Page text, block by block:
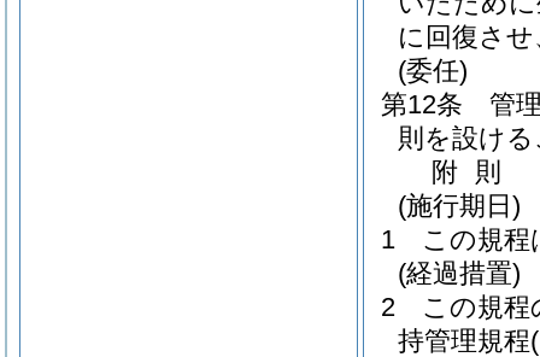
に回復さ
(委任)
第12条
管
則を設け
附 則
(施行期日)
1
この規程
(経過措置)
2
この規程
持管理規程